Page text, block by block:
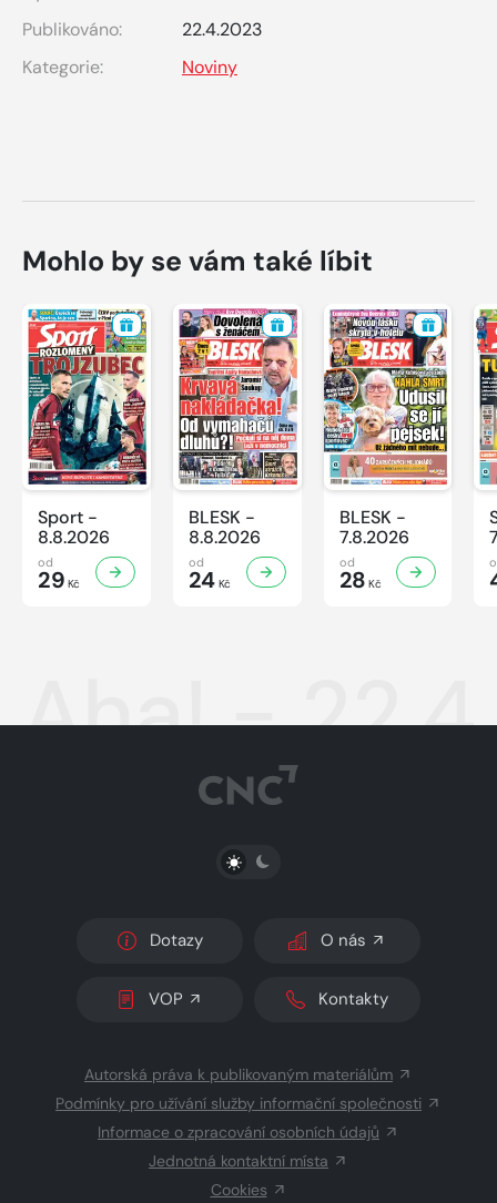
Publikováno:
22.4.2023
Kategorie:
Noviny
Mohlo by se vám také líbit
Sport -
8.8.2026
od
29 Kč
BLESK -
8.8.2026
od
24Kč
BLESK -
7.8.2026
od
28 Kč
Aha! -
PŘEPNOUT SVĚTLÝ/TMAVÝ REŽIM
Dotazy O nás
VOP Kontakty
Autorská práva k publikovaným materiálům
Podmínky pro užívání služby informační společnosti
Informace o zpracování osobních údajů
Jednotná kontaktní místa
Cookies